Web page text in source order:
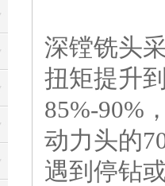
深镗铣头
扭矩提升
85%-90%
动力头的
遇到停钻